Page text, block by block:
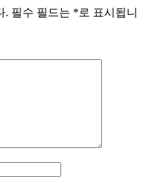
. 필수 필드는 *로 표시됩니